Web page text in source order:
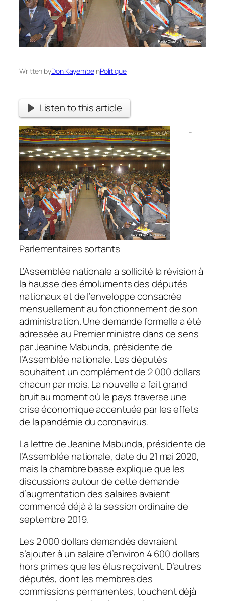
Written byDon KayembeinPolitique
Listen to this article
Parlementaires sortants
-
L’Assemblée nationale a sollicité la révision à
la hausse des émoluments des députés
nationaux et de l’enveloppe consacrée
mensuellement au fonctionnement de son
administration. Une demande formelle a été
adressée au Premier ministre dans ce sens
par Jeanine Mabunda, présidente de
l’Assemblée nationale. Les députés
souhaitent un complément de 2 000 dollars
chacun par mois. La nouvelle a fait grand
bruit au moment où le pays traverse une
crise économique accentuée par les effets
de la pandémie du coronavirus.
La lettre de Jeanine Mabunda, présidente de
l’Assemblée nationale, date du 21 mai 2020,
mais la chambre basse explique que les
discussions autour de cette demande
d’augmentation des salaires avaient
commencé déjà à la session ordinaire de
septembre 2019.
Les 2 000 dollars demandés devraient
s’ajouter à un salaire d’environ 4 600 dollars
hors primes que les élus reçoivent. D’autres
députés, dont les membres des
commissions permanentes, touchent déjà